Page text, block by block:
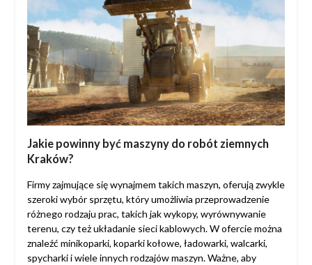
Jakie powinny być maszyny do robót ziemnych
Kraków?
Firmy zajmujące się wynajmem takich maszyn, oferują zwykle
szeroki wybór sprzętu, który umożliwia przeprowadzenie
różnego rodzaju prac, takich jak wykopy, wyrównywanie
terenu, czy też układanie sieci kablowych. W ofercie można
znaleźć minikoparki, koparki kołowe, ładowarki, walcarki,
spycharki i wiele innych rodzajów maszyn. Ważne, aby